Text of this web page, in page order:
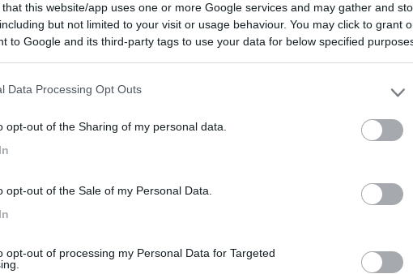
that this website/app uses one or more Google services and may gather and
but not limited to your visit or usage behaviour. You may click to grant
to Google and its third-party tags to use your data for below specified
Data Processing Opt Outs
opt-out of the Sharing of my personal data.
opt-out of the Sale of my Personal Data.
opt-out of processing my Personal Data for Targeted
(sotto ci passava un dito) fornello rumoroso in marcia tappetino cabina
dx che a volte lampeggia velocemente (ancora non risolto) tutto
in toto. mannaggia, esete il diritto di recesso per un teleivisore, o
spendendo di più, nella nostgra vita (salvo la casa) non abbiamo
per questa statistica, il mio camper ha 22 anni....